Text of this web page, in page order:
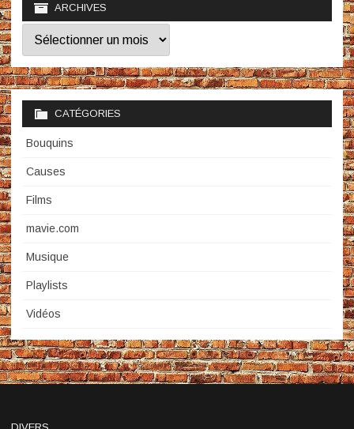
ARCHIVES
Archives
CATÉGORIES
Bouquins
Causes
Films
mavie.com
Musique
Playlists
Vidéos